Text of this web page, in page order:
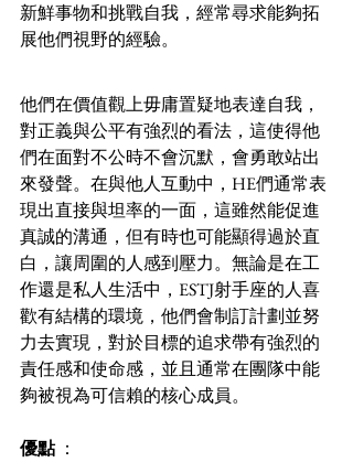
新鮮事物和挑戰自我，經常尋求能夠拓
展他們視野的經驗。
他們在價值觀上毋庸置疑地表達自我，
對正義與公平有強烈的看法，這使得他
們在面對不公時不會沉默，會勇敢站出
來發聲。在與他人互動中，HE們通常表
現出直接與坦率的一面，這雖然能促進
真誠的溝通，但有時也可能顯得過於直
白，讓周圍的人感到壓力。無論是在工
作還是私人生活中，ESTJ射手座的人喜
歡有結構的環境，他們會制訂計劃並努
力去實現，對於目標的追求帶有強烈的
責任感和使命感，並且通常在團隊中能
夠被視為可信賴的核心成員。
優點 ：